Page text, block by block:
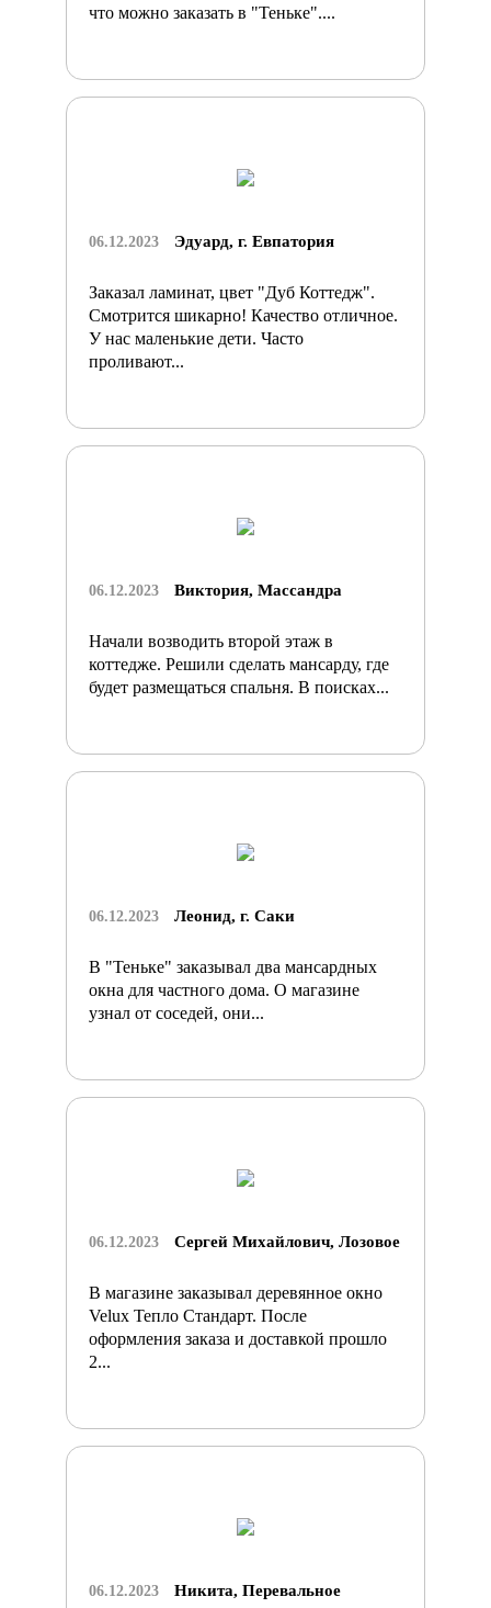
что можно заказать в "Теньке"....
06.12.2023 Эдуард, г. Евпатория
Заказал ламинат, цвет "Дуб Коттедж".
Смотрится шикарно! Качество отличное.
У нас маленькие дети. Часто
проливают...
06.12.2023 Виктория, Массандра
Начали возводить второй этаж в
коттедже. Решили сделать мансарду, где
будет размещаться спальня. В поисках...
06.12.2023 Леонид, г. Саки
В "Теньке" заказывал два мансардных
окна для частного дома. О магазине
узнал от соседей, они...
06.12.2023 Сергей Михайлович, Лозовое
В магазине заказывал деревянное окно
Velux Тепло Стандарт. После
оформления заказа и доставкой прошло
2...
06.12.2023 Никита, Перевальное